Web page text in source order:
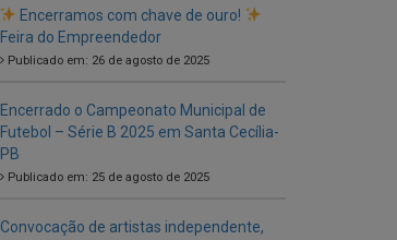
Encerrado o Campeonato Municipal de
Futebol – Série B 2025 em Santa Cecília-
PB
Convocação de artistas independente,
agentes culturais, representantes de
empresa ou entidades de caráter cultural
Cecília!